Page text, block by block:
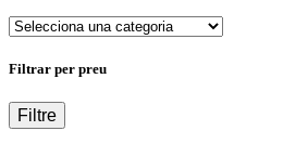
Filtrar per preu
Filtre